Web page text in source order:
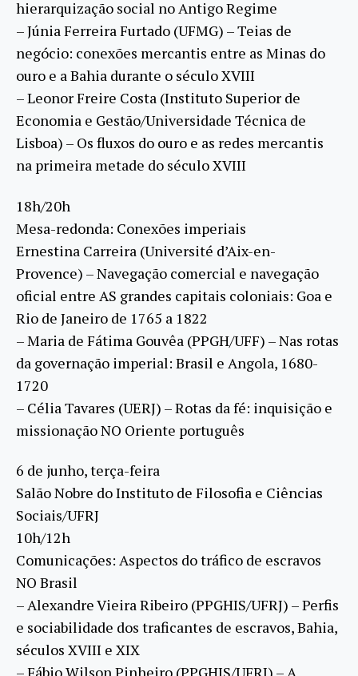
hierarquização social no Antigo Regime
– Júnia Ferreira Furtado (UFMG) – Teias de
negócio: conexões mercantis entre as Minas do
ouro e a Bahia durante o século XVIII
– Leonor Freire Costa (Instituto Superior de
Economia e Gestão/Universidade Técnica de
Lisboa) – Os fluxos do ouro e as redes mercantis
na primeira metade do século XVIII
18h/20h
Mesa-redonda: Conexões imperiais
Ernestina Carreira (Université d’Aix-en-
Provence) – Navegação comercial e navegação
oficial entre AS grandes capitais coloniais: Goa e
Rio de Janeiro de 1765 a 1822
– Maria de Fátima Gouvêa (PPGH/UFF) – Nas rotas
da governação imperial: Brasil e Angola, 1680-
1720
– Célia Tavares (UERJ) – Rotas da fé: inquisição e
missionação NO Oriente português
6 de junho, terça-feira
Salão Nobre do Instituto de Filosofia e Ciências
Sociais/UFRJ
10h/12h
Comunicações: Aspectos do tráfico de escravos
NO Brasil
– Alexandre Vieira Ribeiro (PPGHIS/UFRJ) – Perfis
e sociabilidade dos traficantes de escravos, Bahia,
séculos XVIII e XIX